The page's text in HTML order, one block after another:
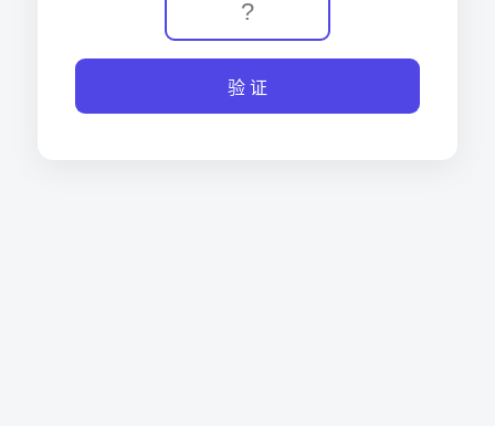
验 证